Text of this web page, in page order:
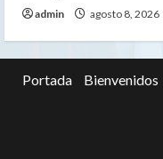
admin agosto 8, 2026
Portada Bienvenidos